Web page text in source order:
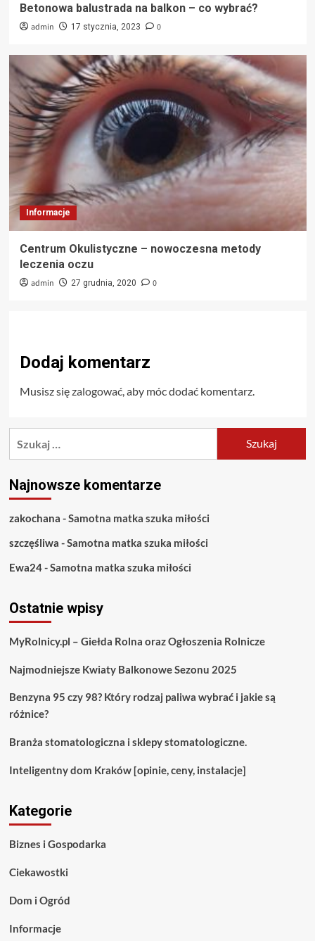
Betonowa balustrada na balkon – co wybrać?
admin 17 stycznia, 2023 0
Informacje
Centrum Okulistyczne – nowoczesna metody
leczenia oczu
admin 27 grudnia, 2020 0
Dodaj komentarz
Musisz sięzalogować, aby móc dodać komentarz.
Najnowsze komentarze
zakochana -Samotna matka szuka miłości
szczęśliwa -Samotna matka szuka miłości
Ewa24-Samotna matka szuka miłości
Ostatnie wpisy
MyRolnicy.pl – Giełda Rolna oraz Ogłoszenia Rolnicze
Najmodniejsze Kwiaty Balkonowe Sezonu 2025
Benzyna 95 czy 98? Który rodzaj paliwa wybrać i jakie są
różnice?
Branża stomatologiczna i sklepy stomatologiczne.
Inteligentny dom Kraków [opinie, ceny, instalacje]
Kategorie
Biznes i Gospodarka
Ciekawostki
Dom i Ogród
Informacje